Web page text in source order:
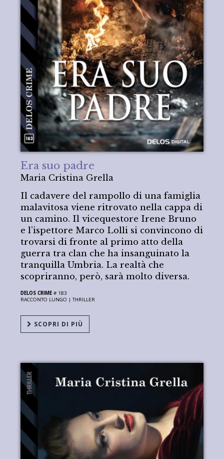
Era suo padre
Maria Cristina Grella
Il cadavere del rampollo di una famiglia
malavitosa viene ritrovato nella cappa di
un camino. Il vicequestore Irene Bruno
e l’ispettore Marco Lolli si convincono di
trovarsi di fronte al primo atto della
guerra tra clan che ha insanguinato la
tranquilla Umbria. La realtà che
scopriranno, però, sarà molto diversa.
DELOS CRIME # 183
RACCONTO LUNGO |THRILLER
SCOPRI DI PIÙ